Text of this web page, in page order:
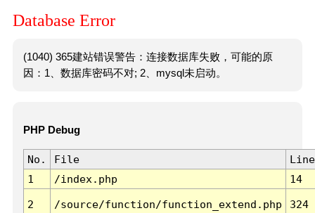
Database Error
(1040) 365建站错误警告：连接数据库失败，可能的原
因：1、数据库密码不对; 2、mysql未启动。
PHP Debug
No. File
Line
1
/index.php 14
2 /source/function/function_extend.php 324